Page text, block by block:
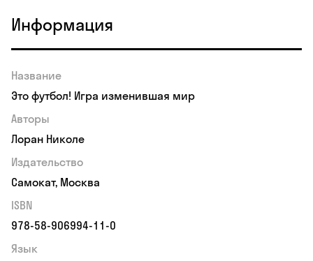
Информация
Название
Это футбол! Игра изменившая мир
Авторы
Лоран Николе
Издательство
Самокат, Москва
ISBN
978-58-906994-11-0
Язык